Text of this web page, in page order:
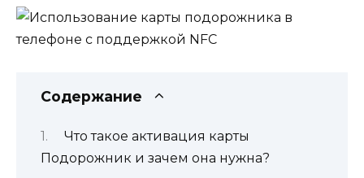
Содержание
Что такое активация карты
Подорожник и зачем она нужна?